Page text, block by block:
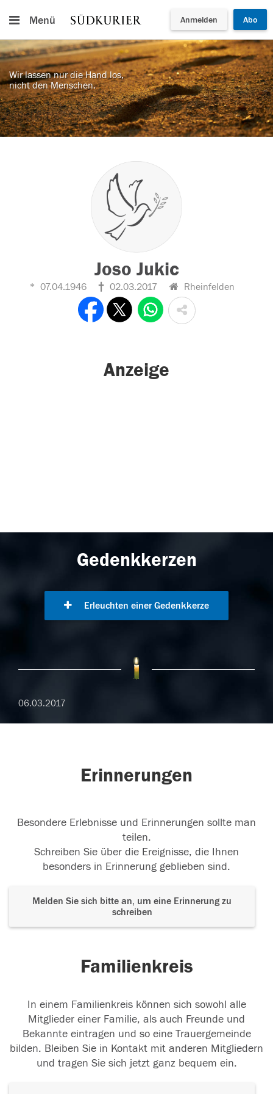
Menü Anmelden Abo
Wir lassen nur die Hand los,
nicht den Menschen.
Joso Jukic
07.04.1946 02.03.2017 Rheinfelden
Anzeige
Gedenkkerzen
Erleuchten einer Gedenkkerze
06.03.2017
Erinnerungen
Besondere Erlebnisse und Erinnerungen sollte man
teilen.
Schreiben Sie über die Ereignisse, die Ihnen
besonders in Erinnerung geblieben sind.
Melden Sie sich bitte an, um eine Erinnerung zu
schreiben
Familienkreis
In einem Familienkreis können sich sowohl alle
Mitglieder einer Familie, als auch Freunde und
Bekannte eintragen und so eine Trauergemeinde
bilden. Bleiben Sie in Kontakt mit anderen Mitgliedern
und tragen Sie sich jetzt ganz bequem ein.